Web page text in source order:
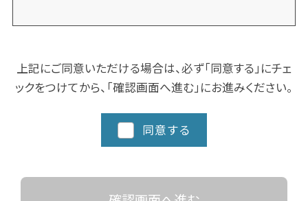
数の場合、次回開講までお待ちいただ
はお早めにお願いします。又、人数によ
り開講しない場合もございます。ご了承
ください。
4.クラスにより日程や時間を変更する
場合がございますので、ご了承くださ
加カリキュラム、実習など時間数が異
なる場合がありますので、詳細な日程
上記にご同意いただける場合は、必ず「同意する」にチェ
ックをつけてから、「確認画面へ進む」にお進みください。
同意する